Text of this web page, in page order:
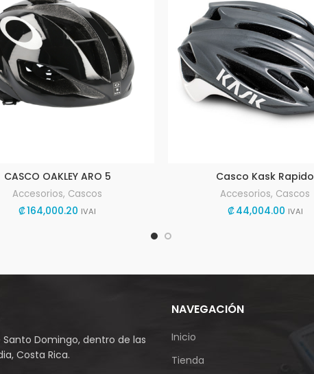
CASCO OAKLEY ARO 5
Accesorios, Cascos
₡164,000.20 IVAI
Casco Kask Rapido
Accesorios, Cascos
₡44,004.00 IVAI
Domingo, dentro de las
Costa Rica.
NAVEGACIÓN
Inicio
Tienda